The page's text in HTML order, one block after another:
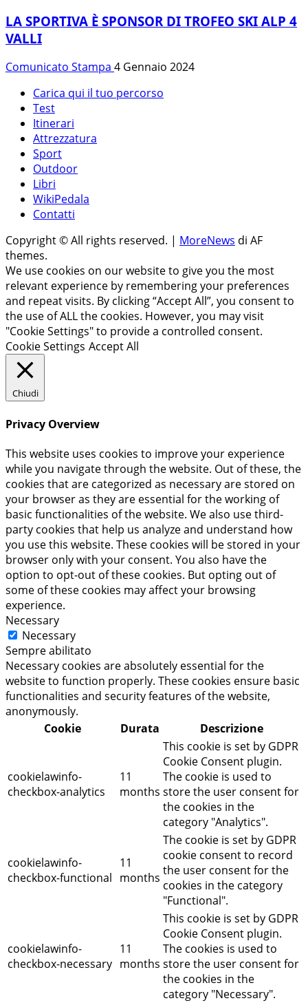
LA SPORTIVA È SPONSOR DI TROFEO SKI ALP 4
VALLI
Comunicato Stampa 4 Gennaio 2024
Carica qui il tuo percorso
Test
Itinerari
Attrezzatura
Sport
Outdoor
Libri
WikiPedala
Contatti
Copyright © All rights reserved. | MoreNews di AF
themes.
We use cookies on our website to give you the most
relevant experience by remembering your preferences
and repeat visits. By clicking “Accept All”, you consent to
the use of ALL the cookies. However, you may visit
"Cookie Settings" to provide a controlled consent.
Cookie Settings Accept All
Chiudi
Privacy Overview
This website uses cookies to improve your experience
while you navigate through the website. Out of these, the
cookies that are categorized as necessary are stored on
your browser as they are essential for the working of
basic functionalities of the website. We also use third-
party cookies that help us analyze and understand how
you use this website. These cookies will be stored in your
browser only with your consent. You also have the
option to opt-out of these cookies. But opting out of
some of these cookies may affect your browsing
experience.
Necessary
Necessary
Sempre abilitato
Necessary cookies are absolutely essential for the
website to function properly. These cookies ensure basic
functionalities and security features of the website,
anonymously.
Cookie
Durata Descrizione
cookielawinfo-
checkbox-analytics
11
months
This cookie is set by GDPR
Cookie Consent plugin.
The cookie is used to
store the user consent for
the cookies in the
category "Analytics".
cookielawinfo-
checkbox-functional
11
months
The cookie is set by GDPR
cookie consent to record
the user consent for the
cookies in the category
"Functional".
cookielawinfo-
checkbox-necessary
11
months
This cookie is set by GDPR
Cookie Consent plugin.
The cookies is used to
store the user consent for
the cookies in the
category "Necessary".